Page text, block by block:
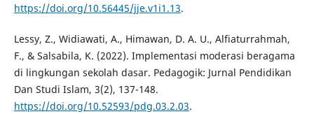
https://doi.org/10.56445/jje.v1i1.13.
Lessy, Z., Widiawati, A., Himawan, D. A. U., Alfiaturrahmah,
F., & Salsabila, K. (2022). Implementasi moderasi beragama
di lingkungan sekolah dasar. Pedagogik: Jurnal Pendidikan
Dan Studi Islam, 3(2), 137-148.
https://doi.org/10.52593/pdg.03.2.03.